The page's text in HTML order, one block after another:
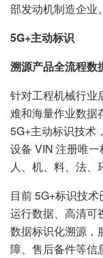
部发动机制造企业。
5G+主动标识
溯源产品全流程数
针对工程机械行业
难和海量作业数据
5G+主动标识技术
设备 VIN 注册唯
人、机、料、法、
目前 5G+标识技
运行数据、高清可
数据标识化溯源，
障、售后备件等信